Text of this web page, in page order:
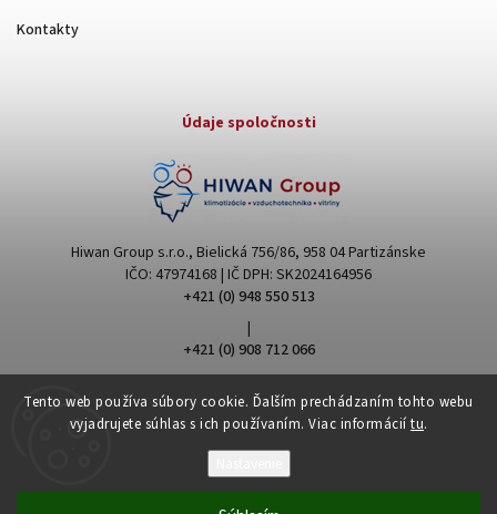
Tento web používa súbory cookie. Ďalším prechádzaním tohto webu
vyjadrujete súhlas s ich používaním. Viac informácií tu.
Kontakty
Údaje spoločnosti
Hiwan Group s.r.o., Bielická 756/86, 958 04 Partizánske
IČO: 47974168 | IČ DPH: SK2024164956
+421 (0) 948 550 513
|
+421 (0) 908 712 066
hiwangroup@hiwangroup.com